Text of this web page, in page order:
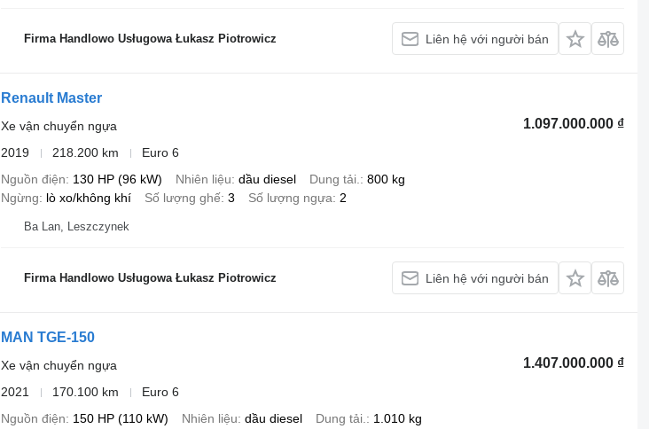
Firma Handlowo Usługowa Łukasz Piotrowicz Liên hệ với người bán
Renault Master
1.097.000.000 ₫
Xe vận chuyển ngựa
2019
218.200 km
Euro 6
Nguồn điện
130 HP (96 kW) Nhiên liệu dầu diesel Dung tải. 800 kg
Ngừng
lò xo/không khí Số lượng ghế 3 Số lượng ngựa 2
Ba Lan, Leszczynek
Firma Handlowo Usługowa Łukasz Piotrowicz Liên hệ với người bán
MAN TGE-150
1.407.000.000 ₫
Xe vận chuyển ngựa
2021
170.100 km
Euro 6
Nguồn điện
150 HP (110 kW) Nhiên liệu dầu diesel Dung tải.
1.010 kg